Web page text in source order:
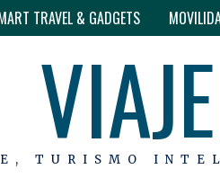
TRAVEL & GADGETS
TURISMO